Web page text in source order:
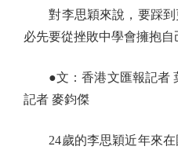
對李思穎來說，要踩到
必先要從挫敗中學會擁抱自
●文：香港文匯報記者
記者 麥鈞傑
24歲的李思穎近年來在